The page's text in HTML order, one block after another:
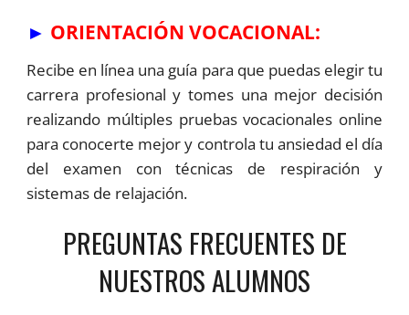
► ORIENTACIÓN VOCACIONAL:
Recibe en línea una guía para que puedas elegir tu
carrera profesional y tomes una mejor decisión
realizando múltiples pruebas vocacionales online
para conocerte mejor y controla tu ansiedad el día
del examen con técnicas de respiración y
sistemas de relajación.
PREGUNTAS FRECUENTES DE
NUESTROS ALUMNOS